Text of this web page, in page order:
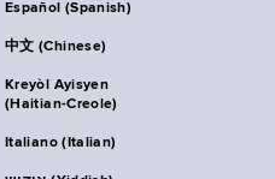
Español (Spanish)
中文 (Chinese)
Kreyòl Ayisyen
(Haitian-Creole)
Italiano (Italian)